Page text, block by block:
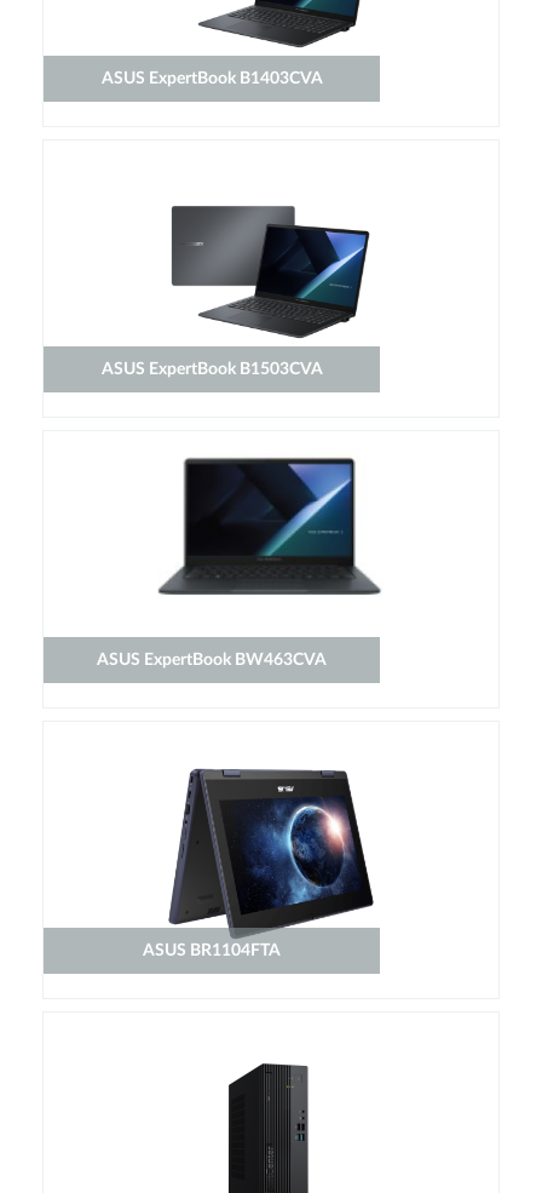
ASUS ExpertBook B1403CVA
ASUS ExpertBook B1503CVA
ASUS ExpertBook BW463CVA
ASUS BR1104FTA